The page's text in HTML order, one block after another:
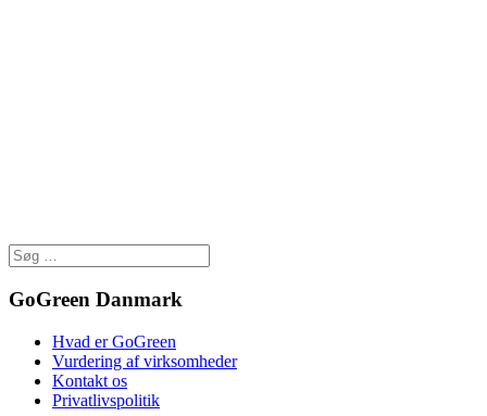
GoGreen Danmark
Hvad er GoGreen
Vurdering af virksomheder
Kontakt os
Privatlivspolitik